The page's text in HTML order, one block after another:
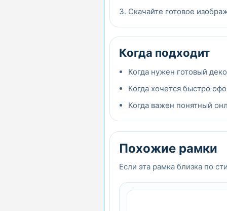
Скачайте готовое
Когда подходит
Когда нужен готовый
Когда хочется быстро
Когда важен понятный
Похожие рамки
Если эта рамка близка по